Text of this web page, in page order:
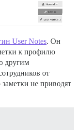
User Notes. Он
к профилю
другим
от
не приводят